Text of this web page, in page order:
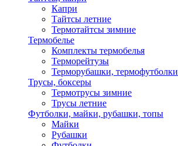
Капри
Тайтсы летние
Термотайтсы зимние
Термобелье
Комплекты термобелья
Терморейтузы
Терморубашки, термофутболки
Трусы, боксеры
Термотрусы зимние
Трусы летние
Футболки, майки, рубашки, топы
Майки
Рубашки